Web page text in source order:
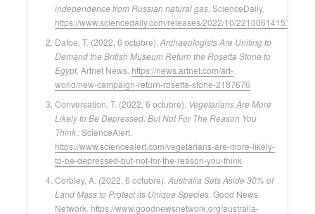
independence from Russian natural gas . ScienceDaily.
https://www.sciencedaily.com/releases/2022/10/221006141514.htm
Dafoe, T. (2022, 6 octubre). Archaeologists Are Uniting to
Demand the British Museum Return the Rosetta Stone to
Egypt. Artnet News. https://news.artnet.com/art-
world/new-campaign-return-rosetta-stone-2187676
Conversation, T. (2022, 6 octubre). Vegetarians Are More
Likely to Be Depressed, But Not For The Reason You
Think :ScienceAlert.
https://www.sciencealert.com/vegetarians-are-more-likely-
to-be-depressed-but-not-for-the-reason-you-think
Corbley, A. (2022, 6 octubre). Australia Sets Aside 30% of
Land Mass to Protect its Unique Species . Good News
Network. https://www.goodnewsnetwork.org/australia-